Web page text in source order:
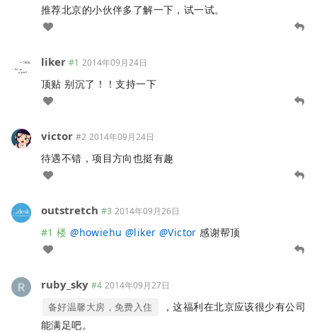
推荐北京的小伙伴多了解一下，试一试。
liker #1 2014年09月24日
顶贴 别沉了！！支持一下
victor #2 2014年09月24日
待遇不错，项目方向也挺有趣
outstretch #3 2014年09月26日
#1 楼 @howiehu @liker @Victor 感谢帮顶
ruby_sky #4 2014年09月27日
备好温馨大房，免费入住
，这福利在北京应该很少有公司
能满足吧。